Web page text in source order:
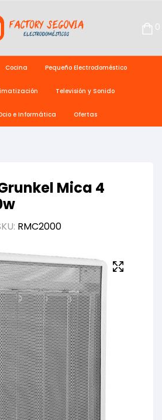
0
Cocina Pequeño Electrodoméstico
Televisión y Sonido
e Informática Ofertas
Mica 4
RMC2000